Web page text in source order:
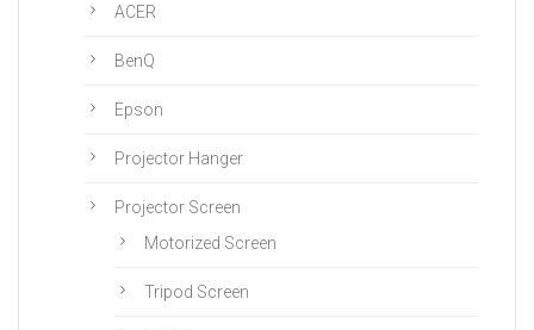
ACER
BenQ
Epson
Projector Hanger
Projector Screen
Motorized Screen
Tripod Screen